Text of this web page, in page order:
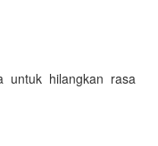
untuk hilangkan rasa